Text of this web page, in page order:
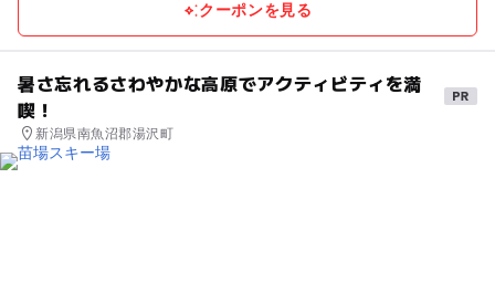
クーポンを見る
暑さ忘れるさわやかな高原でアクティビティを満
喫！
新潟県南魚沼郡湯沢町